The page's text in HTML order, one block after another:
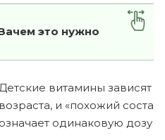
это нужно
витамины зависят
возраста, и «похожий
означает одинаковую дозу